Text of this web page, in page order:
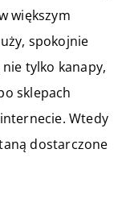
większym
spokojnie
tylko kanapy,
sklepach
Wtedy
dostarczone